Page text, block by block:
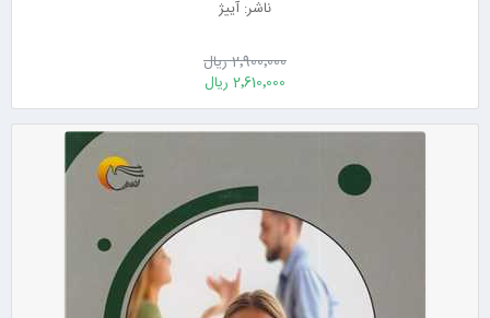
ناشر: آییژ
2٬900٬000 ریال
2٬610٬000 ریال